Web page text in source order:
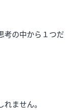
考の中から１つだ
ません。